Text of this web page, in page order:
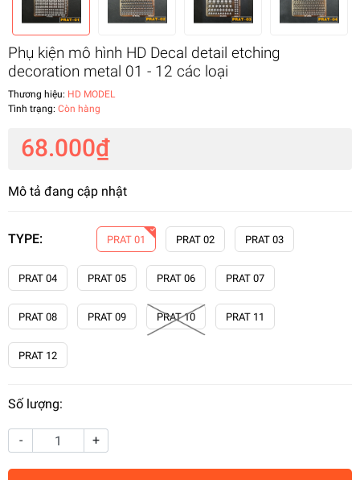
Phụ kiện mô hình HD Decal detail etching
decoration metal 01 - 12 các loại
Thương hiệu: HD MODEL
Tình trạng: Còn hàng
68.000₫
Mô tả đang cập nhật
TYPE: PRAT 01 PRAT 02 PRAT 03
PRAT 04 PRAT 05 PRAT 06 PRAT 07
PRAT 08 PRAT 09 PRAT 10 PRAT 11
PRAT 12
Số lượng:
- +